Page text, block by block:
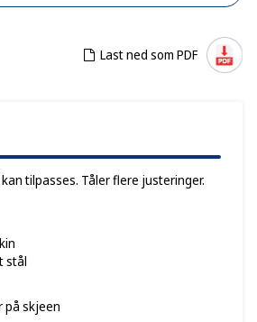
Last ned som PDF
tilpasses. Tåler flere justeringer.
stål
på skjeen